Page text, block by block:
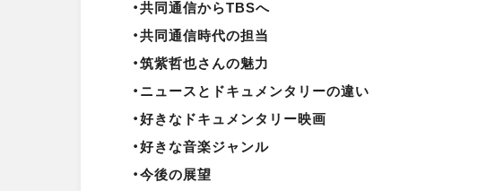
・共同通信からTBSへ
・共同通信時代の担当
・筑紫哲也さんの魅力
・ニュースとドキュメンタリーの違い
・好きなドキュメンタリー映画
・好きな音楽ジャンル
・今後の展望